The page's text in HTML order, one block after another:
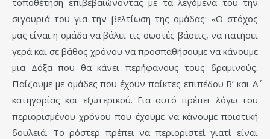
σιγουριά του για την βελτίωση της ομάδας: «Ο στόχος
μας είναι η ομάδα να βάλει τις σωστές βάσεις, να πατήσει
γερά και σε βάθος χρόνου να προσπαθήσουμε να κάνουμε
μια Δόξα που θα κάνει περήφανους τους δραμινούς.
Παίζουμε με ομάδες που έχουν παίκτες επιπέδου Β’ και Α΄
κατηγορίας και εξωτερικού. Για αυτό πρέπει λόγω του
περιορισμένου χρόνου που έχουμε να κάνουμε ποιοτική
δουλειά. Το ρόστερ πρέπει να περιοριστεί γιατί είναι